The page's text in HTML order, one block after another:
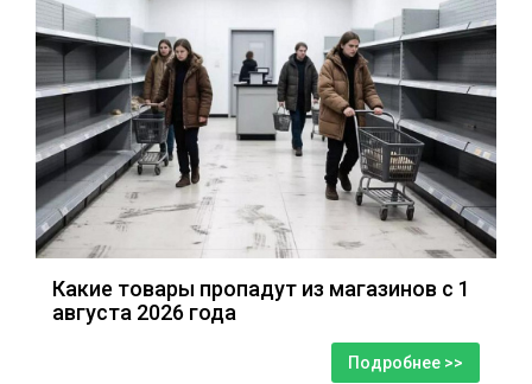
Какие товары пропадут из магазинов с 1
августа 2026 года
Подробнее >>